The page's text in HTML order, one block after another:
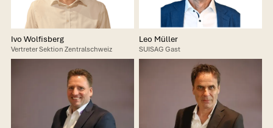
Ivo Wolfisberg
Vertreter Sektion Zentralschweiz
Leo Müller
SUISAG Gast